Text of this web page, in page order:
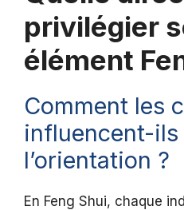
privilégier
élément
Comment les
influencent-ils
l’orientation ?
En Feng Shui, chaque